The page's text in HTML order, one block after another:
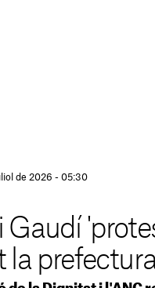
de 2026 - 05:30
Gaudí
la